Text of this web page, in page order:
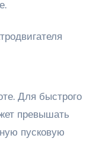
Для быстрого
превышать
пусковую